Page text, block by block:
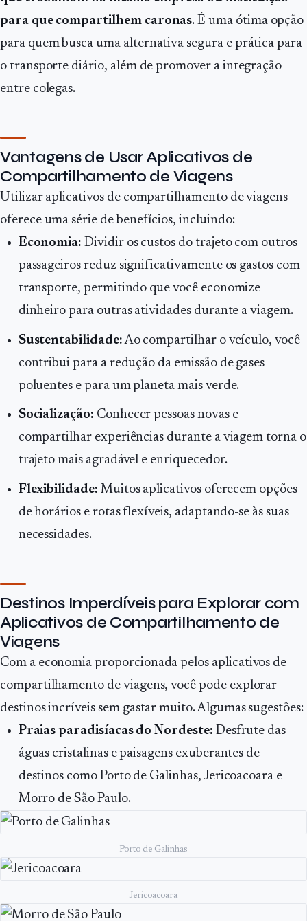
para que compartilhem caronas. É uma ótima opção
para quem busca uma alternativa segura e prática para
o transporte diário, além de promover a integração
entre colegas.
Vantagens de Usar Aplicativos de
Compartilhamento de Viagens
Utilizar aplicativos de compartilhamento de viagens
oferece uma série de benefícios, incluindo:
Economia: Dividir os custos do trajeto com outros
passageiros reduz significativamente os gastos com
transporte, permitindo que você economize
dinheiro para outras atividades durante a viagem.
Sustentabilidade:Ao compartilhar o veículo, você
contribui para a redução da emissão de gases
poluentes e para um planeta mais verde.
Socialização: Conhecer pessoas novas e
compartilhar experiências durante a viagem torna o
trajeto mais agradável e enriquecedor.
Flexibilidade: Muitos aplicativos oferecem opções
de horários e rotas flexíveis, adaptando-se às suas
necessidades.
Destinos Imperdíveis para Explorar com
Aplicativos de Compartilhamento de
Viagens
Com a economia proporcionada pelos aplicativos de
compartilhamento de viagens, você pode explorar
destinos incríveis sem gastar muito. Algumas sugestões:
Praias paradisíacas do Nordeste: Desfrute das
águas cristalinas e paisagens exuberantes de
destinos como Porto de Galinhas, Jericoacoara e
Morro de São Paulo.
Porto de Galinhas
Jericoacoara